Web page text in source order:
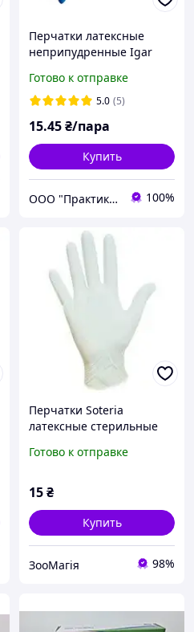
Перчатки латексные
неприпудренные Igar
Синие Латексные
крепкие медицинские
Готово к отправке
5.0 (5)
15.45₴/пара
Купить
ООО "Практик 2022": Интернет-магазин медицинских, офисных, канцелярских и хозтоваров 100%
Перчатки Soteria
латексные стерильные
припудренные, 1 пара
ветеринарных операций,
защита рук от
Готово к отправке
15₴
Купить
ЗооМагія 98%